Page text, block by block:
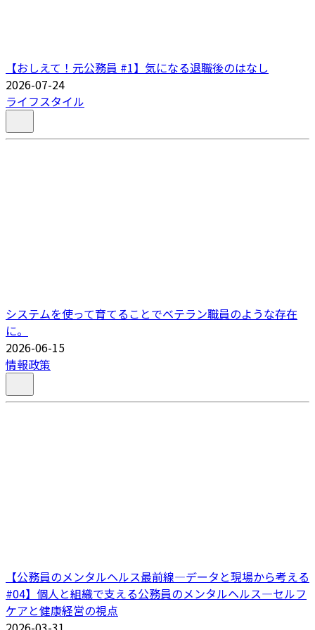
【おしえて！元公務員 #1】気になる退職後のはなし
2026-07-24
ライフスタイル
システムを使って育てることでベテラン職員のような存在
に。
2026-06-15
情報政策
【公務員のメンタルヘルス最前線―データと現場から考える
#04】個人と組織で支える公務員のメンタルヘルス―セルフ
ケアと健康経営の視点